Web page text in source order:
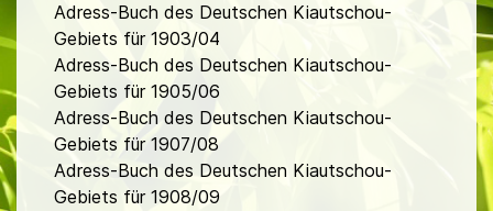
Adress-Buch des Deutschen Kiautschou-
Gebiets für 1903/04
Adress-Buch des Deutschen Kiautschou-
Gebiets für 1905/06
Adress-Buch des Deutschen Kiautschou-
Gebiets für 1907/08
Adress-Buch des Deutschen Kiautschou-
Gebiets für 1908/09